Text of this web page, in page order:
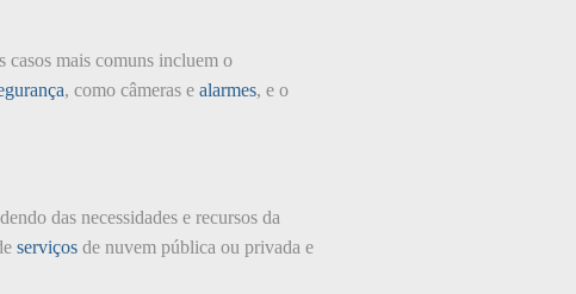
casos mais comuns incluem o
, como câmeras e alarmes, e o
das necessidades e recursos da
serviços de nuvem pública ou privada e